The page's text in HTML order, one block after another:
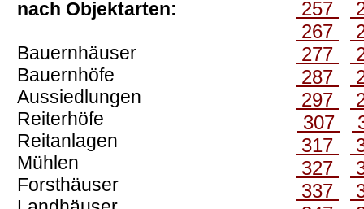
nach Objektarten:
Bauernhäuser
Bauernhöfe
Aussiedlungen
Reiterhöfe
Reitanlagen
Mühlen
Forsthäuser
257
267
277
287
297
307
317
327
337